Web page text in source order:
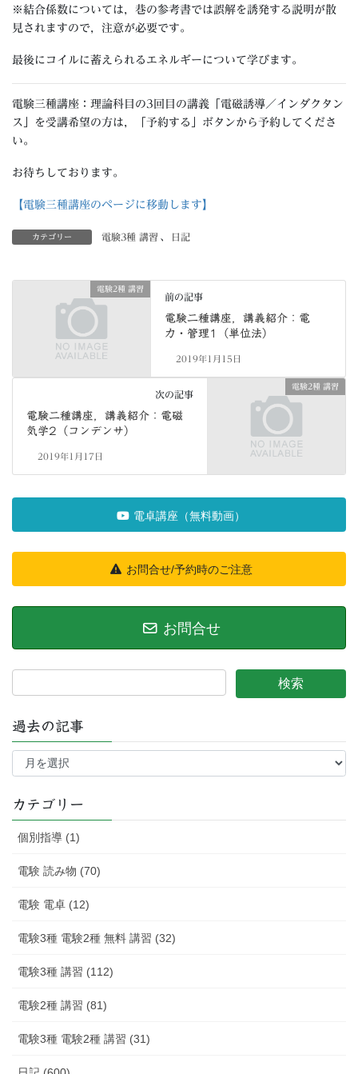
※結合係数については，巷の参考書では誤解を誘発する説明が散
見されますので，注意が必要です。
最後にコイルに蓄えられるエネルギーについて学びます。
電験三種講座：理論科目の3回目の講義「電磁誘導／インダクタン
ス」を受講希望の方は，「予約する」ボタンから予約してくださ
い。
お待ちしております。
【電験三種講座のページに移動します】
カテゴリー 電験3種 講習 、 日記
電験2種 講習
前の記事
電験二種講座，講義紹介：電
力・管理1（単位法）
2019年1月15日
電験2種 講習
次の記事
電験二種講座，講義紹介：電磁
気学2（コンデンサ）
2019年1月17日
電卓講座（無料動画）
お問合せ/予約時のご注意
お問合せ
過去の記事
過
記
カテゴリー
個別指導 (1)
電験 読み物 (70)
電験 電卓 (12)
電験3種 電験2種 無料 講習 (32)
電験3種 講習 (112)
電験2種 講習 (81)
電験3種 電験2種 講習 (31)